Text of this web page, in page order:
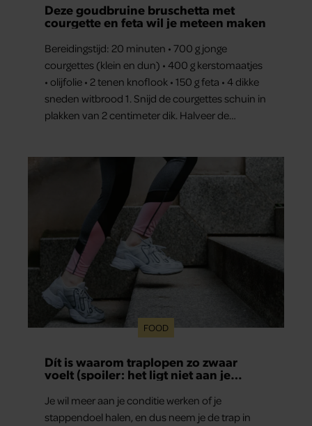
Deze goudbruine bruschetta met
courgette en feta wil je meteen maken
Bereidingstijd: 20 minuten • 700 g jonge
courgettes (klein en dun) • 400 g kerstomaatjes
• olijfolie • 2 tenen knoflook • 150 g feta • 4 dikke
sneden witbrood 1. Snijd de courgettes schuin in
plakken van 2 centimeter dik. Halveer de
FOOD
Dít is waarom traplopen zo zwaar
voelt (spoiler: het ligt niet aan je
Je wil meer aan je conditie werken of je
stappendoel halen, en dus neem je de trap in